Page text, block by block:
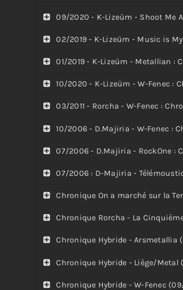
09/2020 - K-Lizeüm - Shoot Me
02/2019 - K-Lizeüm - Music is
01/2019 - K-Lizeüm - Metallian :
10/2020 - K-Lizeüm - W-Fenec :
03/2011 - Rorcha - W-Fenec :
10/2006 - D.Majiria - W-Fenec :
07/2006 - D.Majiria - RockOne :
07/2006 : D-Majiria -
Chronique On a marché sur la
Chronique Rorcha - La
Chronique Hybride - Arsmetallia
Chronique Hybride - Liège/Metal
Chronique Hybride - W-Fenec